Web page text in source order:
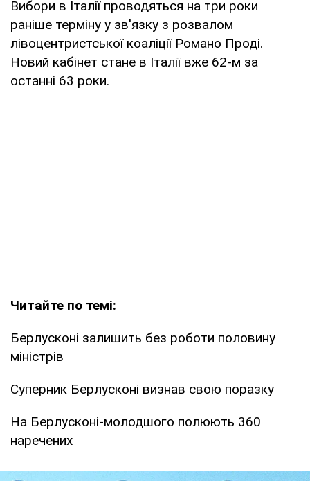
Вибори в Італії проводяться на три роки
раніше терміну у зв'язку з розвалом
лівоцентристської коаліції Романо Проді.
Новий кабінет стане в Італії вже 62-м за
останні 63 роки.
Читайте по темі:
Берлусконі залишить без роботи половину
міністрів
Суперник Берлусконі визнав свою поразку
На Берлусконі-молодшого полюють 360
наречених